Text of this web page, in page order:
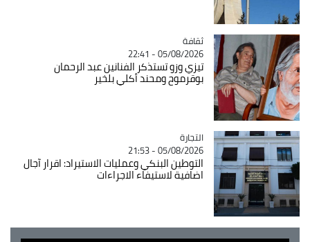
Catégorie
ثقافة
05/08/2026 - 22:41
تيزي وزو تستذكر الفنانين عبد الرحمان
بوقرموح ومحند أكلي بلخير
Catégorie
التجارة
05/08/2026 - 21:53
التوطين البنكي وعمليات الاستيراد: اقرار آجال
اضافية لاستيفاء الاجراءات